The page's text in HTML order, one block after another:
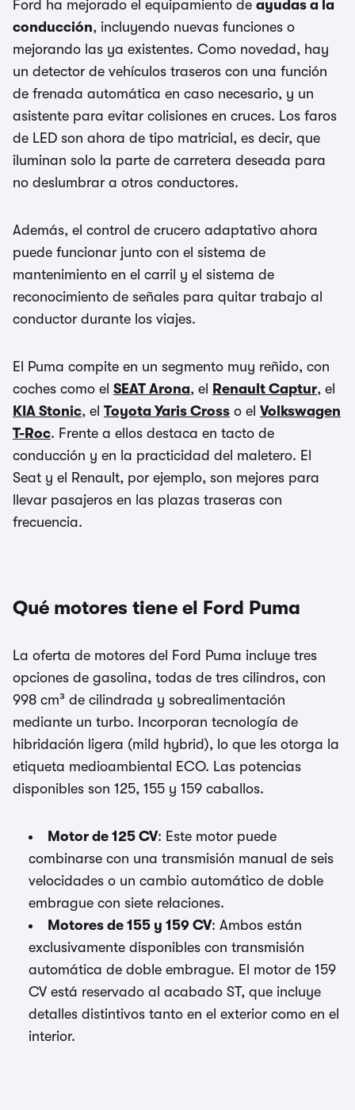
Ford ha mejorado el equipamiento de ayudas a la
conducción, incluyendo nuevas funciones o
mejorando las ya existentes. Como novedad, hay
un detector de vehículos traseros con una función
de frenada automática en caso necesario, y un
asistente para evitar colisiones en cruces. Los faros
de LED son ahora de tipo matricial, es decir, que
iluminan solo la parte de carretera deseada para
no deslumbrar a otros conductores.
Además, el control de crucero adaptativo ahora
puede funcionar junto con el sistema de
mantenimiento en el carril y el sistema de
reconocimiento de señales para quitar trabajo al
conductor durante los viajes.
El Puma compite en un segmento muy reñido, con
coches como el SEAT Arona, el Renault Captur, el
KIA Stonic, el Toyota Yaris Cross o el Volkswagen
T-Roc. Frente a ellos destaca en tacto de
conducción y en la practicidad del maletero. El
Seat y el Renault, por ejemplo, son mejores para
llevar pasajeros en las plazas traseras con
frecuencia.
Qué motores tiene el Ford Puma
La oferta de motores del Ford Puma incluye tres
opciones de gasolina, todas de tres cilindros, con
998 cm³ de cilindrada y sobrealimentación
mediante un turbo. Incorporan tecnología de
hibridación ligera (mild hybrid), lo que les otorga la
etiqueta medioambiental ECO. Las potencias
disponibles son 125, 155 y 159 caballos.
Motor de 125 CV: Este motor puede
combinarse con una transmisión manual de seis
velocidades o un cambio automático de doble
embrague con siete relaciones.
Motores de 155 y 159 CV: Ambos están
exclusivamente disponibles con transmisión
automática de doble embrague. El motor de 159
CV está reservado al acabado ST, que incluye
detalles distintivos tanto en el exterior como en el
interior.